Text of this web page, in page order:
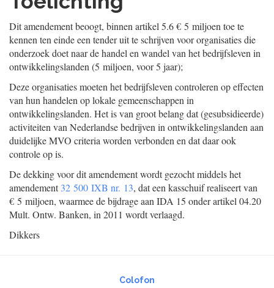
Dit amendement beoogt, binnen artikel 5.6 € 5 miljoen toe te
kennen ten einde een tender uit te schrijven voor organisaties die
onderzoek doet naar de handel en wandel van het bedrijfsleven in
ontwikkelingslanden (5 miljoen, voor 5 jaar);
Deze organisaties moeten het bedrijfsleven controleren op effecten
van hun handelen op lokale gemeenschappen in
ontwikkelingslanden. Het is van groot belang dat (gesubsidieerde)
activiteiten van Nederlandse bedrijven in ontwikkelingslanden aan
duidelijke MVO criteria worden verbonden en dat daar ook
controle op is.
De dekking voor dit amendement wordt gezocht middels het
amendement32 500 IXB nr. 13, dat een kasschuif realiseert van
€ 5 miljoen, waarmee de bijdrage aan IDA 15 onder artikel 04.20
Mult. Ontw. Banken, in 2011 wordt verlaagd.
Dikkers
Colofon